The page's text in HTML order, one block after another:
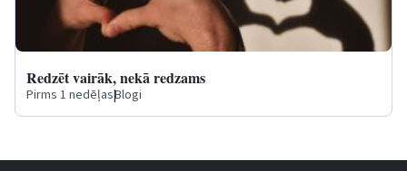
Redzēt vairāk, nekā redzams
Pirms 1 nedēļas|Blogi